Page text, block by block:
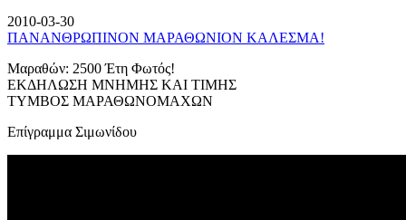
2010-03-30
ΠΑΝΑΝΘΡΩΠΙΝΟΝ ΜΑΡΑΘΩΝΙΟΝ ΚΑΛΕΣΜΑ!
Μαραθών: 2500 Έτη Φωτός!
ΕΚΔΗΛΩΣΗ ΜΝΗΜΗΣ ΚΑΙ ΤΙΜΗΣ
ΤΥΜΒΟΣ ΜΑΡΑΘΩΝΟΜΑΧΩΝ
Επίγραμμα Σιμωνίδου